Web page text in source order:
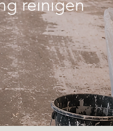
reinigen